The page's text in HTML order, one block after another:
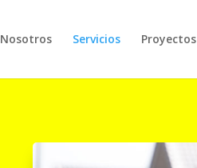
Nosotros Servicios Proyectos